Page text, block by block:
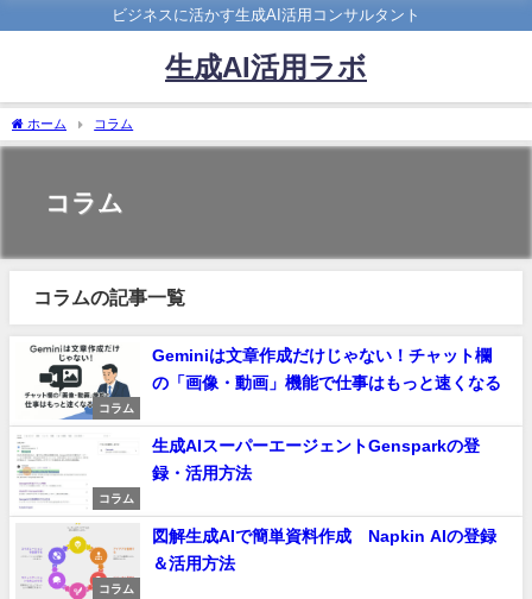
ビジネスに活かす生成AI活用コンサルタント
生成AI活用ラボ
ホーム コラム
コラム
コラムの記事一覧
コラム
Geminiは文章作成だけじゃない！チャット欄
の「画像・動画」機能で仕事はもっと速くなる
コラム
生成AIスーパーエージェントGensparkの登
録・活用方法
コラム
図解生成AIで簡単資料作成 Napkin AIの登録
＆活用方法